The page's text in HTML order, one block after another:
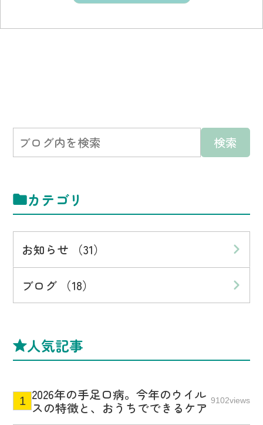
カテゴリ
お知らせ （31）
ブログ （18）
人気記事
2026年の手足口病。今年のウイル
スの特徴と、おうちでできるケア 9102views